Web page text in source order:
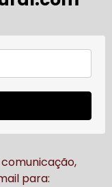
para: